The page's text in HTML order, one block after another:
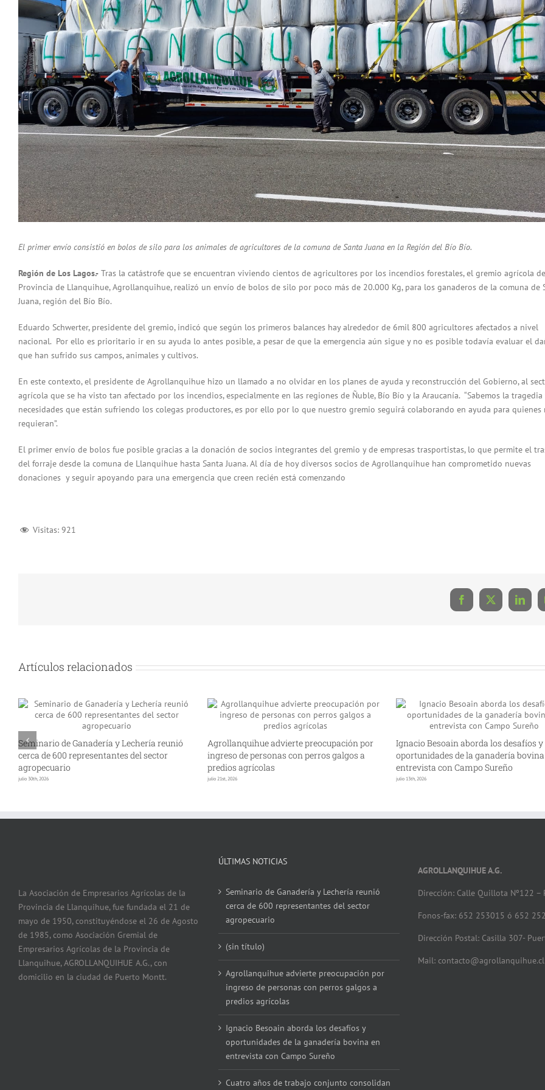
El primer envío consistió en bolos de silo para los animales de agricultores de la comuna de Santa Juana en la Región del Bío Bío.
Región de Los Lagos.- Tras la catástrofe que se encuentran viviendo cientos de agricultores por los incendios forestales, el gremio agrícola
Provincia de Llanquihue, Agrollanquihue, realizó un envío de bolos de silo por poco más de 20.000 Kg, para los ganaderos de la comuna de
Juana, región del Bío Bío.
Eduardo Schwerter, presidente del gremio, indicó que según los primeros balances hay alrededor de 6mil 800 agricultores afectados a nivel
nacional. Por ello es prioritario ir en su ayuda lo antes posible, a pesar de que la emergencia aún sigue y no es posible todavía evaluar el
que han sufrido sus campos, animales y cultivos.
En este contexto, el presidente de Agrollanquihue hizo un llamado a no olvidar en los planes de ayuda y reconstrucción del Gobierno, al
agrícola que se ha visto tan afectado por los incendios, especialmente en las regiones de Ñuble, Bío Bío y la Araucanía. “Sabemos la tragedia
necesidades que están sufriendo los colegas productores, es por ello por lo que nuestro gremio seguirá colaborando en ayuda para quienes
requieran”.
El primer envío de bolos fue posible gracias a la donación de socios integrantes del gremio y de empresas trasportistas, lo que permite el
del forraje desde la comuna de Llanquihue hasta Santa Juana. Al día de hoy diversos socios de Agrollanquihue han comprometido nuevas
donaciones y seguir apoyando para una emergencia que creen recién está comenzando
Visitas: 921
Facebook
X
Artículos relacionados
Seminario de Ganadería y Lechería reunió
cerca de 600 representantes del sector
agropecuario
julio 30th, 2026
Agrollanquihue advierte preocupación por
ingreso de personas con perros galgos a
predios agrícolas
julio 21st, 2026
Ignacio Besoain aborda los desafíos y
oportunidades de la ganadería
entrevista con Campo Sureño
julio 13th, 2026
La Asociación de Empresarios Agrícolas de la
Provincia de Llanquihue, fue fundada el 21 de
mayo de 1950, constituyéndose el 26 de Agosto
de 1985, como Asociación Gremial de
Empresarios Agrícolas de la Provincia de
Llanquihue, AGROLLANQUIHUE A.G., con
domicilio en la ciudad de Puerto Montt.
ÚLTIMAS NOTICIAS
Seminario de Ganadería y Lechería reunió
cerca de 600 representantes del sector
agropecuario
(sin título)
Agrollanquihue advierte preocupación por
ingreso de personas con perros galgos a
predios agrícolas
Ignacio Besoain aborda los desafíos y
oportunidades de la ganadería bovina en
entrevista con Campo Sureño
Cuatro años de trabajo conjunto consolidan
AGROLLANQUIHUE A.G.
Dirección: Calle Quillota Nº122
Fonos-fax: 652 253015 ó 652
Dirección Postal: Casilla 307-
Mail: contacto@agrollanquihue.cl